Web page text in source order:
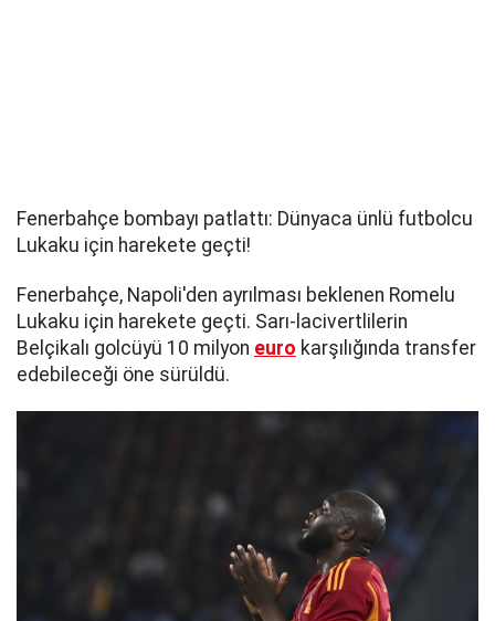
Fenerbahçe bombayı patlattı: Dünyaca ünlü futbolcu
Lukaku için harekete geçti!
Fenerbahçe, Napoli'den ayrılması beklenen Romelu
Lukaku için harekete geçti. Sarı-lacivertlilerin
Belçikalı golcüyü 10 milyon euro karşılığında transfer
edebileceği öne sürüldü.